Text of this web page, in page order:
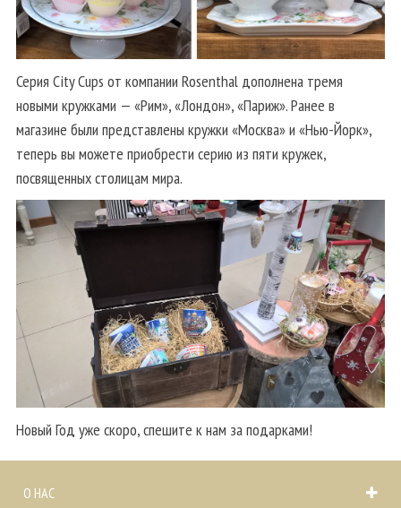
Серия City Cups от компании Rosenthal дополнена тремя
новыми кружками — «Рим», «Лондон», «Париж». Ранее в
магазине были представлены кружки «Москва» и «Нью-Йорк»,
теперь вы можете приобрести серию из пяти кружек,
посвященных столицам мира.
Новый Год уже скоро, спешите к нам за подарками!
О НАС